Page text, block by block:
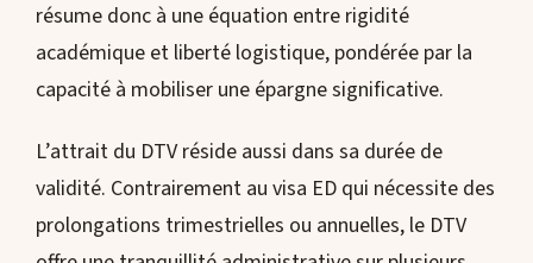
résume donc à une équation entre rigidité
académique et liberté logistique, pondérée par la
capacité à mobiliser une épargne significative.
L’attrait du DTV réside aussi dans sa durée de
validité. Contrairement au visa ED qui nécessite des
prolongations trimestrielles ou annuelles, le DTV